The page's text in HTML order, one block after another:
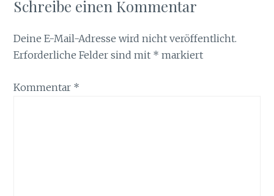
Schreibe einen Kommentar
Deine E-Mail-Adresse wird nicht veröffentlicht.
Erforderliche Felder sind mit * markiert
Kommentar *